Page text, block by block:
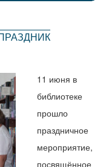
11 июня в
библиотеке
прошло
праздничное
мероприятие,
посвящённое